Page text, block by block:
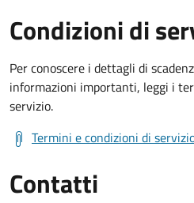
Condizioni di
Per conoscere i dettagli di
informazioni importanti, leggi i
servizio.
Termini e condizioni di
Contatti